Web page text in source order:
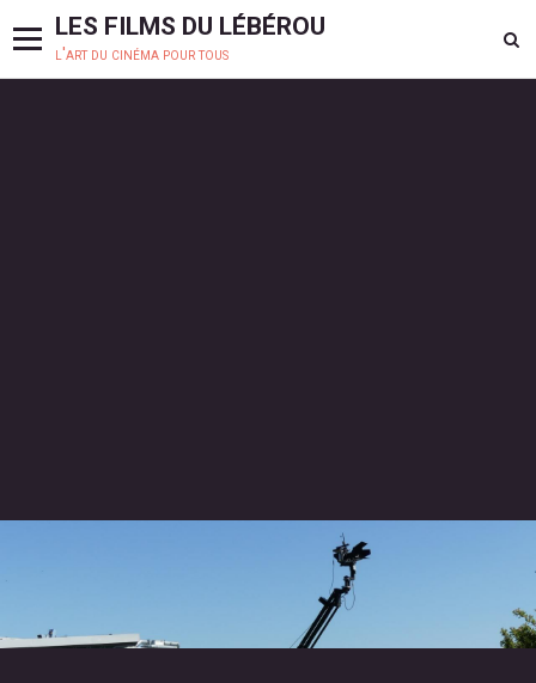
LES FILMS DU LÉBÉROU
l'art du cinéma pour tous